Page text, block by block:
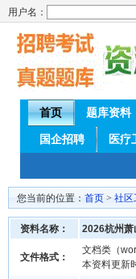
用户名：
首页 题库资料
国企招聘 医疗
您当前的位置： 首页 > 社区
资料名称： 2026杭州萧
文件格式：
文档类（
本资料更新